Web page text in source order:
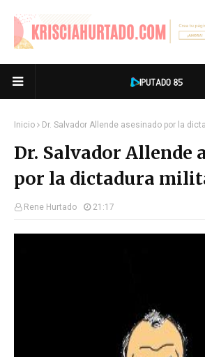
Inicio Dr. Salvador Allende asesinado por la
Dr. Salvador Allende
por la dictadura
Rene Hurtado 21:17